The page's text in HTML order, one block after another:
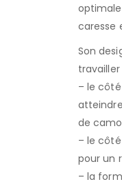
caresse
Son
– le
de
– le
pour un
– la